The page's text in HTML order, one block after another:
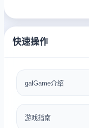
快速操作
galGame介绍
游戏指南